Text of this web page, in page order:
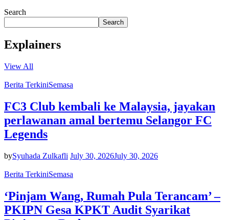
Search
Search
Explainers
View All
Berita TerkiniSemasa
FC3 Club kembali ke Malaysia, jayakan
perlawanan amal bertemu Selangor FC
Legends
bySyuhada Zulkafli July 30, 2026July 30, 2026
Berita TerkiniSemasa
‘Pinjam Wang, Rumah Pula Terancam’ –
PKIPN Gesa KPKT Audit Syarikat